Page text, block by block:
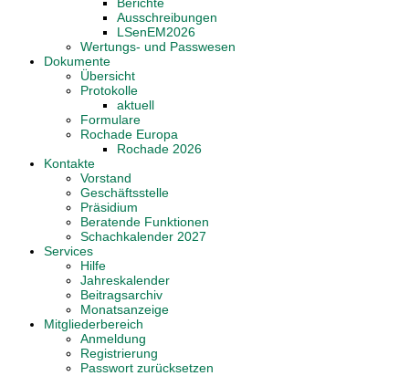
Ausschreibungen
LSenEM2026
Wertungs- und Passwesen
Dokumente
Übersicht
Protokolle
aktuell
Formulare
Rochade Europa
Rochade 2026
Kontakte
Vorstand
Geschäftsstelle
Präsidium
Beratende Funktionen
Schachkalender 2027
Services
Hilfe
Jahreskalender
Beitragsarchiv
Monatsanzeige
Mitgliederbereich
Anmeldung
Registrierung
Passwort zurücksetzen